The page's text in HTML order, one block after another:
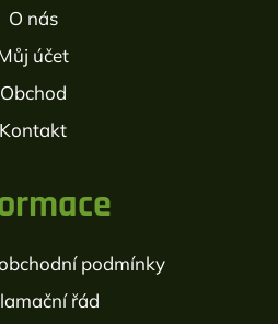
O nás
účet
Obchod
Kontakt
podmínky
řád